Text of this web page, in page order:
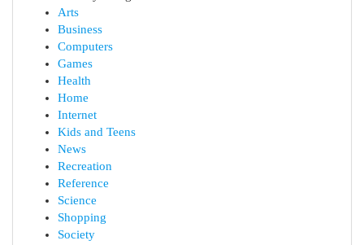
Arts
Business
Computers
Games
Health
Home
Internet
Kids and Teens
News
Recreation
Reference
Science
Shopping
Society